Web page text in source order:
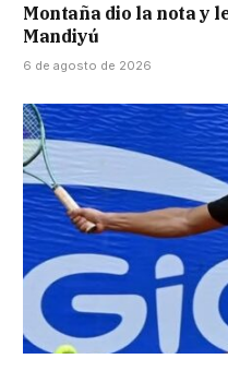
Montaña dio la nota y
Mandiyú
6 de agosto de 2026